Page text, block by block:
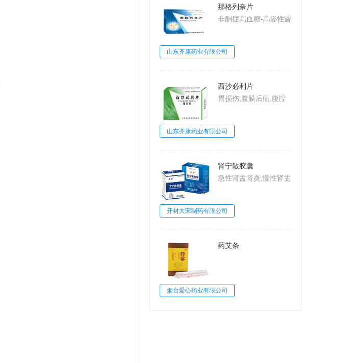
那格列奈片
非酮症高血糖-高渗性昏
山东齐康药业有限公司
西沙必利片
胃损伤,腹膜后疝,腹腔
大肠梗阻,肠系膜上动脉
山东齐康药业有限公司
肾宁散胶囊
急性肾盂肾炎,慢性肾盂
开封大宋制药有限公司
药艾条
烟台爱心药业有限公司